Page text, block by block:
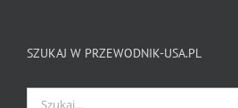
SZUKAJ W PRZEWODNIK-USA.PL
Szukaj